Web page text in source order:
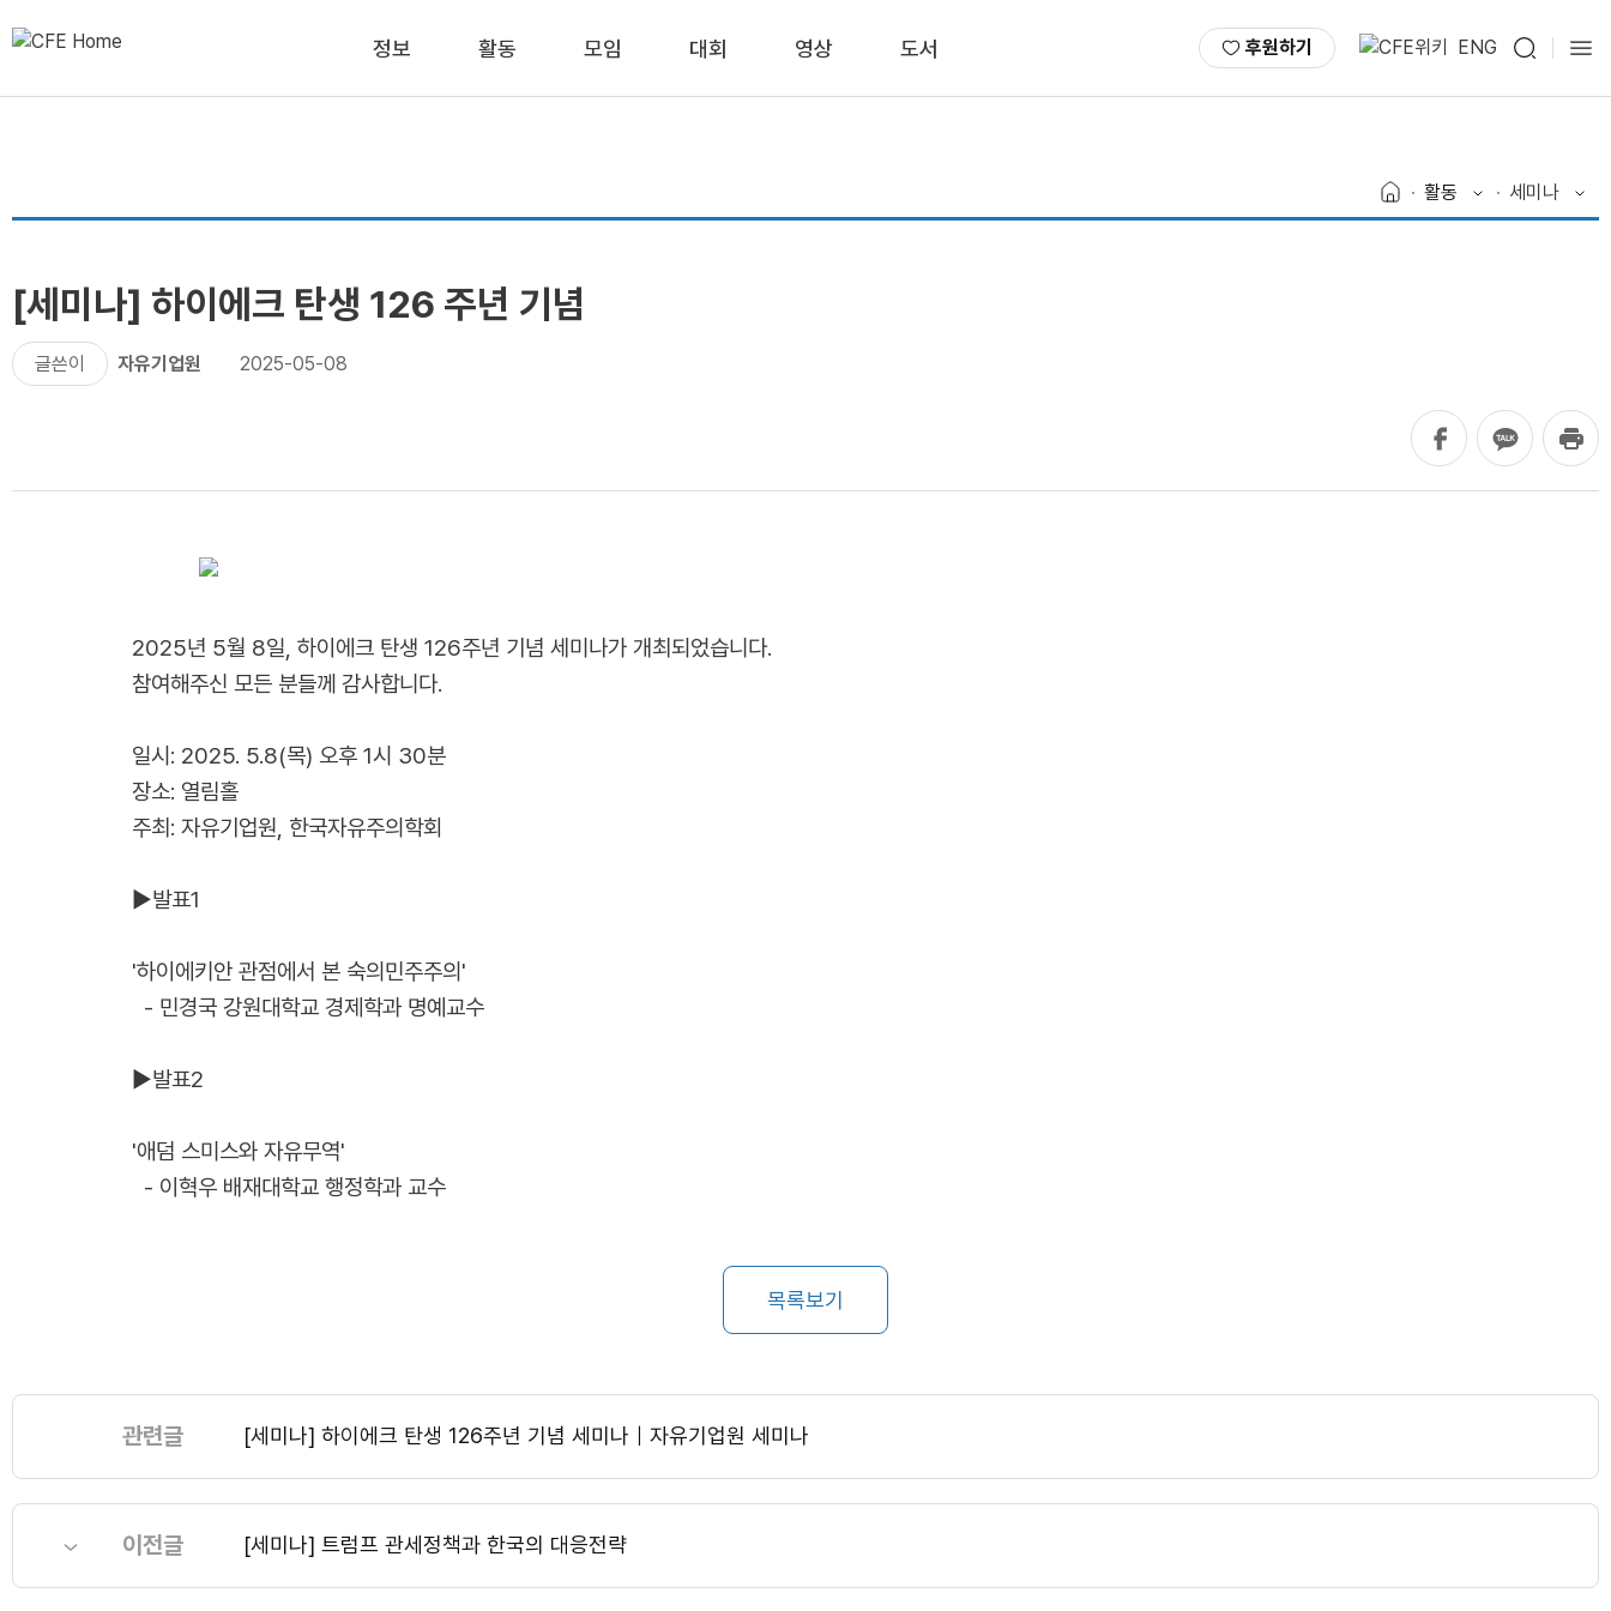
정보 활동 모임 대회 영상 도서 후원하기 ENG
활동 세미나
[세미나] 하이에크 탄생 126 주년 기념
글쓴이 자유기업원 2025-05-08
2025년 5월 8일, 하이에크 탄생 126주년 기념 세미나가 개최되었습니다.
참여해주신 모든 분들께 감사합니다.
일시: 2025. 5.8(목) 오후 1시 30분
장소: 열림홀
주최: 자유기업원, 한국자유주의학회
▶발표1
'하이에키안 관점에서 본 숙의민주주의'
- 민경국 강원대학교 경제학과 명예교수
▶발표2
'애덤 스미스와 자유무역'
- 이혁우 배재대학교 행정학과 교수
목록보기
관련글 [세미나] 하이에크 탄생 126주년 기념 세미나｜자유기업원 세미나
이전글 [세미나] 트럼프 관세정책과 한국의 대응전략